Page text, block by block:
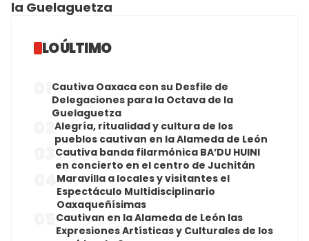
la Guelaguetza
LO ÚLTIMO
Cautiva Oaxaca con su Desfile de
Delegaciones para la Octava de la
Guelaguetza
Alegría, ritualidad y cultura de los
pueblos cautivan en la Alameda de León
Cautiva banda filarmónica BA’DU HUINI
en concierto en el centro de Juchitán
Maravilla a locales y visitantes el
Espectáculo Multidisciplinario
Oaxaqueñísimas
Cautivan en la Alameda de León las
Expresiones Artísticas y Culturales de los